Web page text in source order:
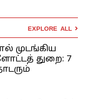
EXPLORE ALL
முடங்கிய
துறை: 7